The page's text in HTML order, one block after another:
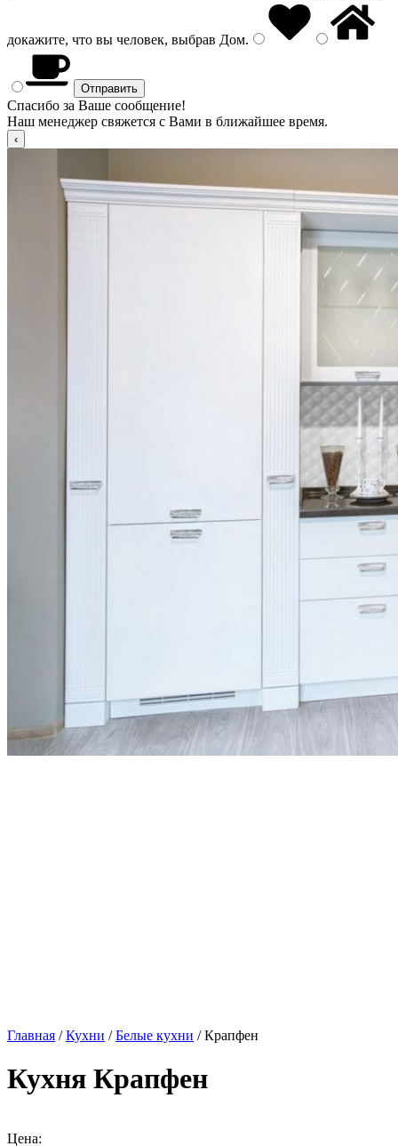
докажите, что вы человек, выбрав Дом.
Спасибо за Ваше сообщение!
Наш менеджер свяжется с Вами в ближайшее время.
Главная /Кухни /Белые кухни / Крапфен
Кухня Крапфен
Цена: